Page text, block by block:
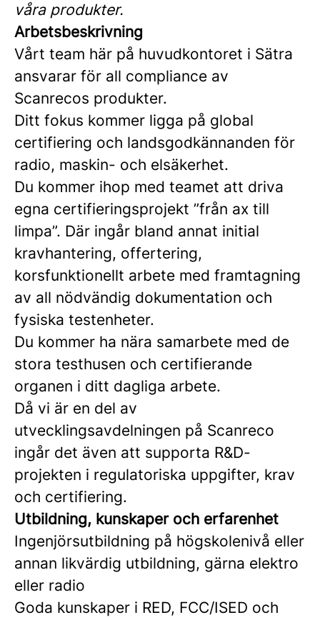
våra produkter.
Arbetsbeskrivning
Vårt team här på huvudkontoret i Sätra
ansvarar för all compliance av
Scanrecos produkter.
Ditt fokus kommer ligga på global
certifiering och landsgodkännanden för
radio, maskin- och elsäkerhet.
Du kommer ihop med teamet att driva
egna certifieringsprojekt ”från ax till
limpa”. Där ingår bland annat initial
kravhantering, offertering,
korsfunktionellt arbete med framtagning
av all nödvändig dokumentation och
fysiska testenheter.
Du kommer ha nära samarbete med de
stora testhusen och certifierande
organen i ditt dagliga arbete.
Då vi är en del av
utvecklingsavdelningen på Scanreco
ingår det även att supporta R&D-
projekten i regulatoriska uppgifter, krav
och certifiering.
Utbildning, kunskaper och erfarenhet
Ingenjörsutbildning på högskolenivå eller
annan likvärdig utbildning, gärna elektro
eller radio
Goda kunskaper i RED, FCC/ISED och